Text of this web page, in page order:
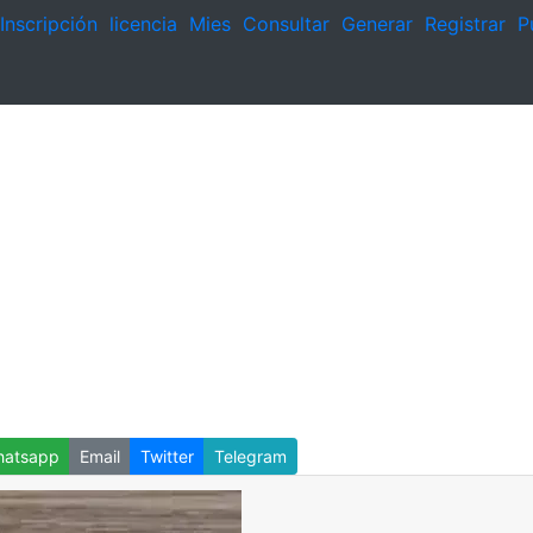
Inscripción licencia Mies Consultar Generar Registrar
Email Twitter Telegram